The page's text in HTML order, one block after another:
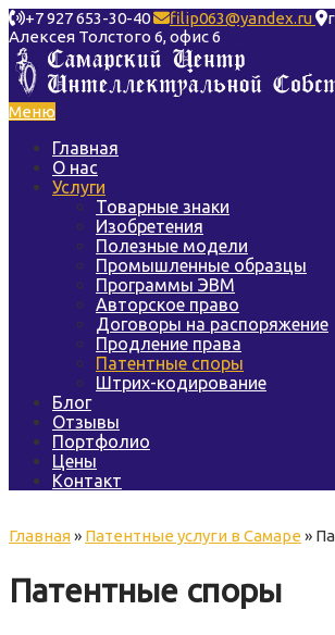
+7 927 653-30-40 filip063@yandex.ru
Алексея Толстого 6, офис 6
Меню
Главная
О нас
Услуги
Товарные знаки
Изобретения
Полезные модели
Промышленные образцы
Программы ЭВМ
Авторское право
Договоры на распоряжение
Продление права
Патентные споры
Штрих-кодирование
Блог
Отзывы
Портфолио
Цены
Контакт
Главная» Патентные услуги в Самаре »
Патентные споры